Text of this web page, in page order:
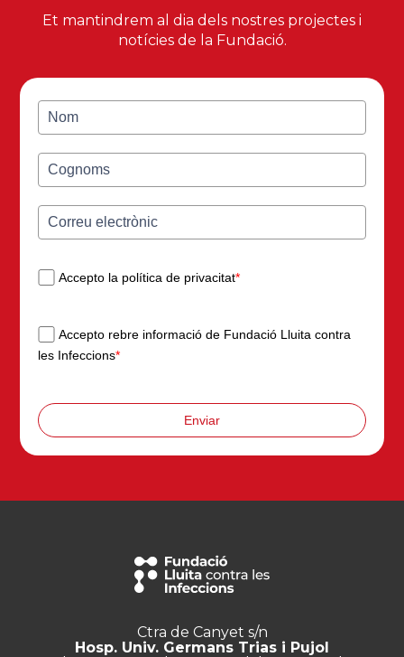
Et mantindrem al dia dels nostres projectes i
notícies de la Fundació.
Accepto la política de privacitat*
Accepto rebre informació de Fundació Lluita contra
les Infeccions*
Enviar
Ctra de Canyet s/n
Hosp. Univ. Germans Trias i Pujol